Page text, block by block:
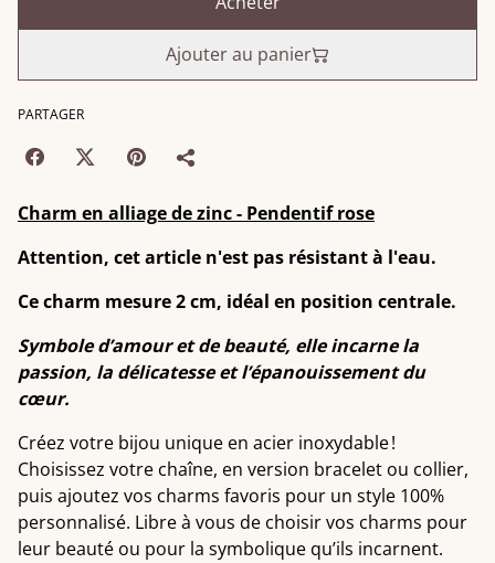
Ajouter au panier
PARTAGER
Charm en alliage de zinc - Pendentif rose
Attention, cet article n'est pas résistant à l'eau.
Ce charm mesure 2 cm, idéal en position centrale.
Symbole d’amour et de beauté, elle incarne la
passion, la délicatesse et l’épanouissement du
cœur.
Créez votre bijou unique en acier inoxydable !
Choisissez votre chaîne, en version bracelet ou collier,
puis ajoutez vos charms favoris pour un style 100%
personnalisé. Libre à vous de choisir vos charms pour
leur beauté ou pour la symbolique qu’ils incarnent.